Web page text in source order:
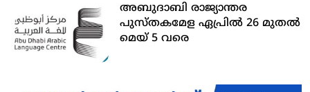
അബുദാബി രാജ്യാന്തര
പുസ്തകമേള ഏപ്രില്‍ 26 മുതല്‍
മെയ് 5 വരെ